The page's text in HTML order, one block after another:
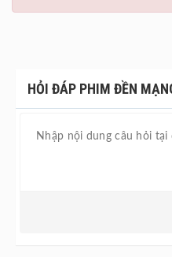
Ratchanok Suwannaket,...
Đền Mạng dự kiến khởi
HỎI ĐÁP PHIM ĐỀN